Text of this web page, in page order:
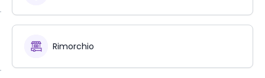
Rimorchio